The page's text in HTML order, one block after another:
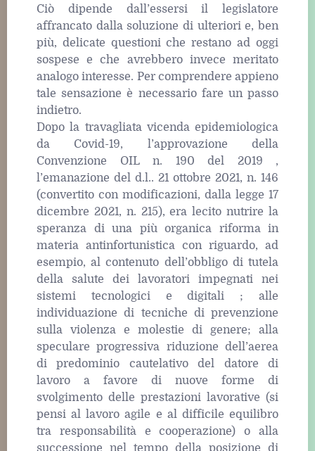
Ciò dipende dall’essersi il legislatore
affrancato dalla soluzione di ulteriori e, ben
più, delicate questioni che restano ad oggi
sospese e che avrebbero invece meritato
analogo interesse. Per comprendere appieno
tale sensazione è necessario fare un passo
indietro.
Dopo la travagliata vicenda epidemiologica
da Covid-19, l’approvazione della
Convenzione OIL n. 190 del 2019 ,
l’emanazione del d.l.. 21 ottobre 2021, n. 146
(convertito con modificazioni, dalla legge 17
dicembre 2021, n. 215), era lecito nutrire la
speranza di una più organica riforma in
materia antinfortunistica con riguardo, ad
esempio, al contenuto dell’obbligo di tutela
della salute dei lavoratori impegnati nei
sistemi tecnologici e digitali ; alle
individuazione di tecniche di prevenzione
sulla violenza e molestie di genere; alla
speculare progressiva riduzione dell’aerea
di predominio cautelativo del datore di
lavoro a favore di nuove forme di
svolgimento delle prestazioni lavorative (si
pensi al lavoro agile e al difficile equilibro
tra responsabilità e cooperazione) o alla
successione nel tempo della posizione di